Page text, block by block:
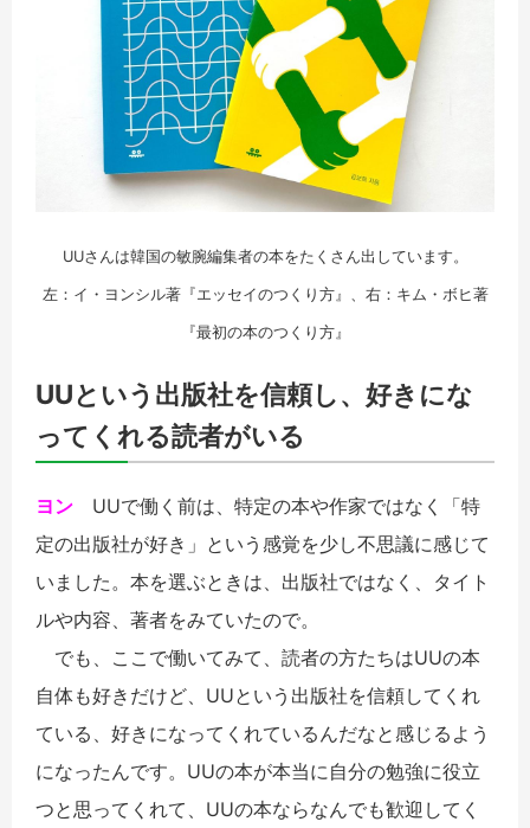
UUさんは韓国の敏腕編集者の本をたくさん出しています。
左：イ・ヨンシル著『エッセイのつくり方』、右：キム・ボヒ著
『最初の本のつくり方』
UUという出版社を信頼し、好きにな
ってくれる読者がいる
ヨン UUで働く前は、特定の本や作家ではなく「特
定の出版社が好き」という感覚を少し不思議に感じて
いました。本を選ぶときは、出版社ではなく、タイト
ルや内容、著者をみていたので。
でも、ここで働いてみて、読者の方たちはUUの本
自体も好きだけど、UUという出版社を信頼してくれ
ている、好きになってくれているんだなと感じるよう
になったんです。UUの本が本当に自分の勉強に役立
つと思ってくれて、UUの本ならなんでも歓迎してく